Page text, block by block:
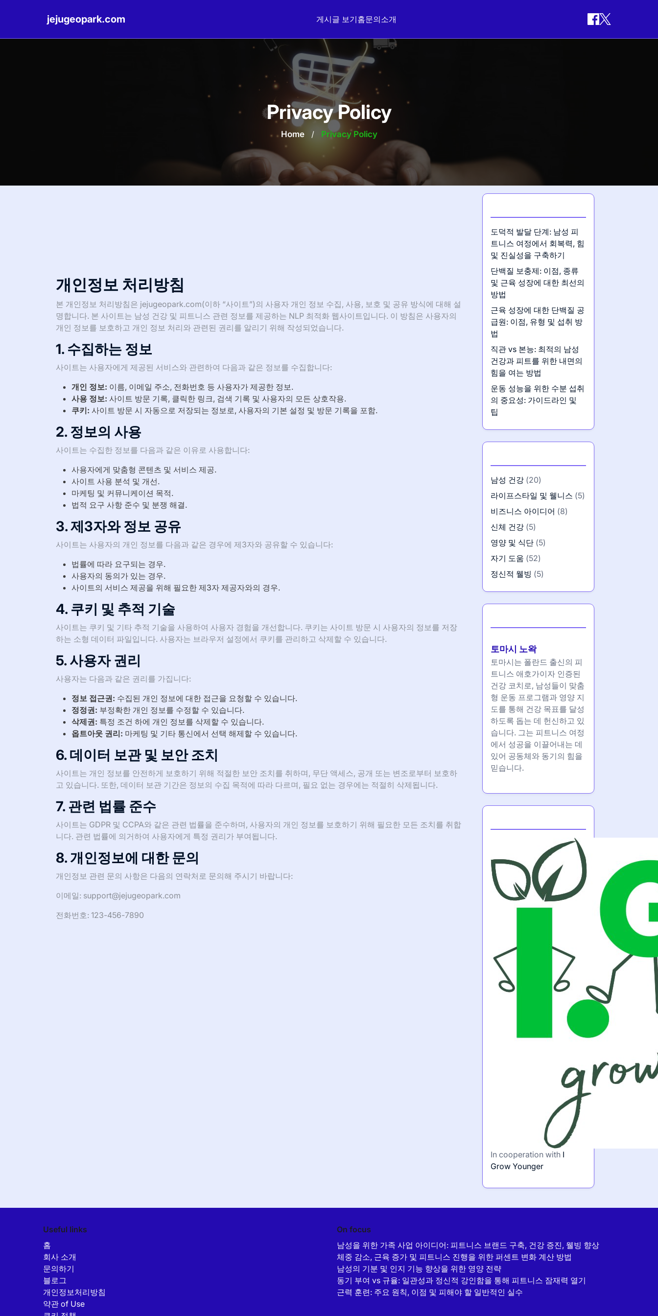
jejugeopark.com 게시글 보기홈문의소개
Privacy Policy
Home / Privacy Policy
개인정보 처리방침
본 개인정보 처리방침은 jejugeopark.com(이하 “사이트”)의 사용자 개인 정보 수집, 사용, 보호 및 공유 방식에 대해 설
명합니다. 본 사이트는 남성 건강 및 피트니스 관련 정보를 제공하는 NLP 최적화 웹사이트입니다. 이 방침은 사용자의
개인 정보를 보호하고 개인 정보 처리와 관련된 권리를 알리기 위해 작성되었습니다.
1. 수집하는 정보
사이트는 사용자에게 제공된 서비스와 관련하여 다음과 같은 정보를 수집합니다:
개인 정보: 이름, 이메일 주소, 전화번호 등 사용자가 제공한 정보.
사용 정보: 사이트 방문 기록, 클릭한 링크, 검색 기록 및 사용자의 모든 상호작용.
쿠키: 사이트 방문 시 자동으로 저장되는 정보로, 사용자의 기본 설정 및 방문 기록을 포함.
2. 정보의 사용
사이트는 수집한 정보를 다음과 같은 이유로 사용합니다:
사용자에게 맞춤형 콘텐츠 및 서비스 제공.
사이트 사용 분석 및 개선.
마케팅 및 커뮤니케이션 목적.
법적 요구 사항 준수 및 분쟁 해결.
3. 제3자와 정보 공유
사이트는 사용자의 개인 정보를 다음과 같은 경우에 제3자와 공유할 수 있습니다:
법률에 따라 요구되는 경우.
사용자의 동의가 있는 경우.
사이트의 서비스 제공을 위해 필요한 제3자 제공자와의 경우.
4. 쿠키 및 추적 기술
사이트는 쿠키 및 기타 추적 기술을 사용하여 사용자 경험을 개선합니다. 쿠키는 사이트 방문 시 사용자의 정보를 저장
하는 소형 데이터 파일입니다. 사용자는 브라우저 설정에서 쿠키를 관리하고 삭제할 수 있습니다.
5. 사용자 권리
사용자는 다음과 같은 권리를 가집니다:
정보 접근권: 수집된 개인 정보에 대한 접근을 요청할 수 있습니다.
정정권: 부정확한 개인 정보를 수정할 수 있습니다.
삭제권: 특정 조건 하에 개인 정보를 삭제할 수 있습니다.
옵트아웃 권리: 마케팅 및 기타 통신에서 선택 해제할 수 있습니다.
6. 데이터 보관 및 보안 조치
사이트는 개인 정보를 안전하게 보호하기 위해 적절한 보안 조치를 취하며, 무단 액세스, 공개 또는 변조로부터 보호하
고 있습니다. 또한, 데이터 보관 기간은 정보의 수집 목적에 따라 다르며, 필요 없는 경우에는 적절히 삭제됩니다.
7. 관련 법률 준수
사이트는 GDPR 및 CCPA와 같은 관련 법률을 준수하며, 사용자의 개인 정보를 보호하기 위해 필요한 모든 조치를 취합
니다. 관련 법률에 의거하여 사용자에게 특정 권리가 부여됩니다.
8. 개인정보에 대한 문의
개인정보 관련 문의 사항은 다음의 연락처로 문의해 주시기 바랍니다:
이메일: support@jejugeopark.com
전화번호: 123-456-7890
도덕적 발달 단계: 남성 피
트니스 여정에서 회복력, 힘
및 진실성을 구축하기
단백질 보충제: 이점, 종류
및 근육 성장에 대한 최선의
방법
근육 성장에 대한 단백질 공
급원: 이점, 유형 및 섭취 방
법
직관 vs 본능: 최적의 남성
건강과 피트를 위한 내면의
힘을 여는 방법
운동 성능을 위한 수분 섭취
의 중요성: 가이드라인 및
팁
남성 건강 (20)
라이프스타일 및 웰니스 (5)
비즈니스 아이디어 (8)
신체 건강 (5)
영양 및 식단 (5)
자기 도움 (52)
정신적 웰빙 (5)
토마시 노왁
토마시는 폴란드 출신의 피
트니스 애호가이자 인증된
건강 코치로, 남성들이 맞춤
형 운동 프로그램과 영양 지
도를 통해 건강 목표를 달성
하도록 돕는 데 헌신하고 있
습니다. 그는 피트니스 여정
에서 성공을 이끌어내는 데
있어 공동체와 동기의 힘을
믿습니다.
In cooperation with I
Grow Younger
Useful links
홈
회사 소개
문의하기
블로그
개인정보처리방침
약관 of Use
On focus
남성을 위한 가족 사업 아이디어: 피트니스 브랜드 구축, 건강 증진, 웰빙 향상
체중 감소, 근육 증가 및 피트니스 진행을 위한 퍼센트 변화 계산 방법
남성의 기분 및 인지 기능 향상을 위한 영양 전략
동기 부여 vs 규율: 일관성과 정신적 강인함을 통해 피트니스 잠재력 열기
근력 훈련: 주요 원칙, 이점 및 피해야 할 일반적인 실수